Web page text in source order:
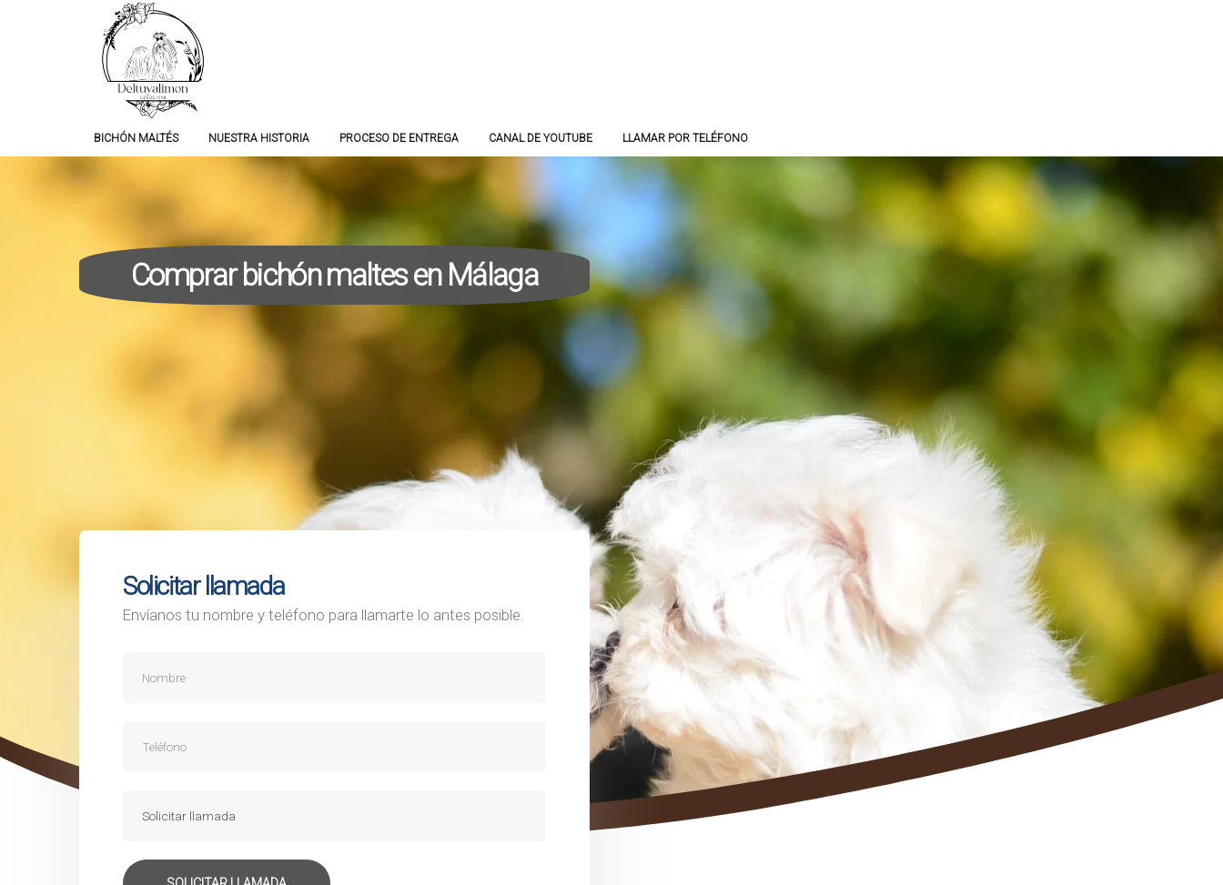
BICHÓN MALTÉS NUESTRA HISTORIA PROCESO DE ENTREGA CANAL DE YOUTUBE LLAMAR POR TELÉFONO
Comprar bichón maltes en Málaga
Solicitar llamada
Envíanos tu nombre y teléfono para llamarte lo antes posible.